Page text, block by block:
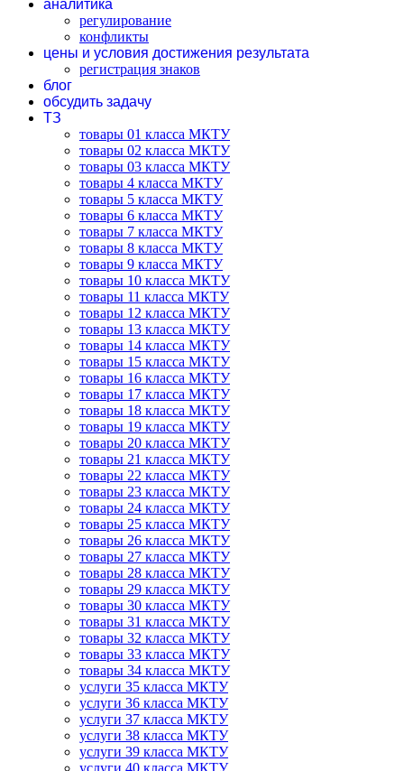
аналитика
регулирование
конфликты
цены и условия достижения результата
регистрация знаков
блог
обсудить задачу
ТЗ
товары 01 класса МКТУ
товары 02 класса МКТУ
товары 03 класса МКТУ
товары 4 класса МКТУ
товары 5 класса МКТУ
товары 6 класса МКТУ
товары 7 класса МКТУ
товары 8 класса МКТУ
товары 9 класса МКТУ
товары 10 класса МКТУ
товары 11 класса МКТУ
товары 12 класса МКТУ
товары 13 класса МКТУ
товары 14 класса МКТУ
товары 15 класса МКТУ
товары 16 класса МКТУ
товары 17 класса МКТУ
товары 18 класса МКТУ
товары 19 класса МКТУ
товары 20 класса МКТУ
товары 21 класса МКТУ
товары 22 класса МКТУ
товары 23 класса МКТУ
товары 24 класса МКТУ
товары 25 класса МКТУ
товары 26 класса МКТУ
товары 27 класса МКТУ
товары 28 класса МКТУ
товары 29 класса МКТУ
товары 30 класса МКТУ
товары 31 класса МКТУ
товары 32 класса МКТУ
товары 33 класса МКТУ
товары 34 класса МКТУ
услуги 35 класса МКТУ
услуги 36 класса МКТУ
услуги 37 класса МКТУ
услуги 38 класса МКТУ
услуги 39 класса МКТУ
услуги 40 класса МКТУ